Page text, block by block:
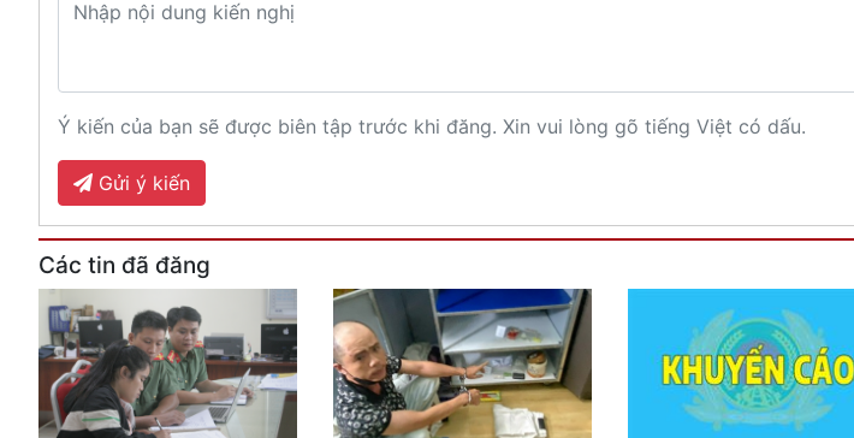
Ý kiến của bạn sẽ được biên tập trước khi đăng. Xin vui lòng gõ tiếng Việt có dấu.
Gửi ý kiến
Các tin đã đăng